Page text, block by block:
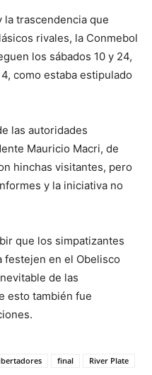
trascendencia que
rivales, la Conmebol
los sábados 10 y 24,
como estaba estipulado
las autoridades
Mauricio Macri, de
hinchas visitantes, pero
y la iniciativa no
que los simpatizantes
festejen en el Obelisco
de las
esto también fue
final River Plate